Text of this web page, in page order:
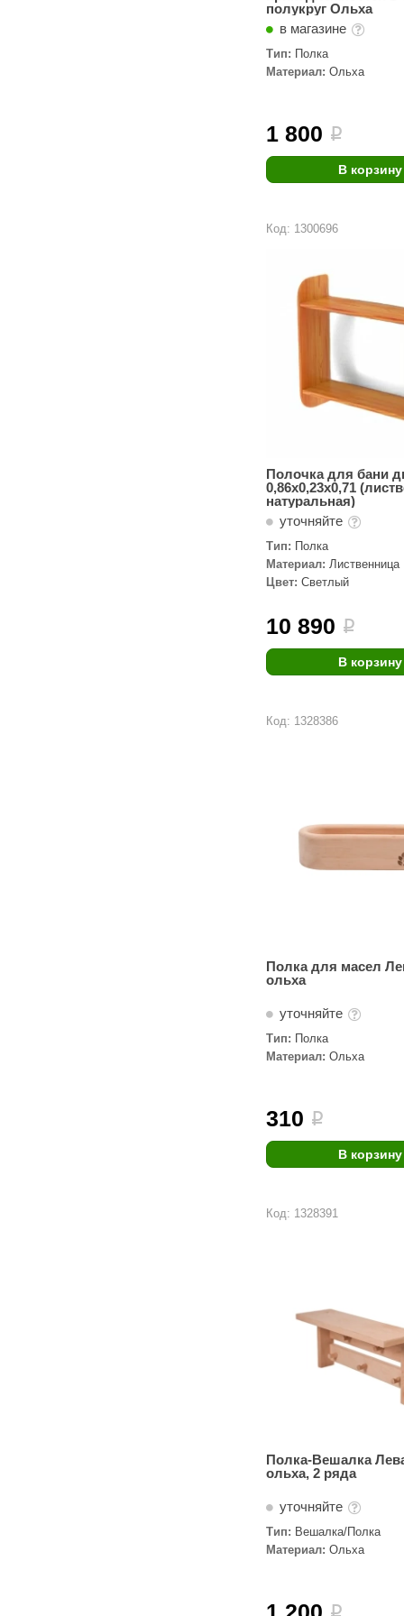
полукруг Ольха
в магазине
Тип: Полка
Материал: Ольха
1 800 i
В корзину
Код: 1300696
Полочка для бани
0,86х0,23х0,71
натуральная)
уточняйте
Тип: Полка
Материал: Лиственница
Цвет: Светлый
10 890 i
В корзину
Код: 1328386
Полка для масел
ольха
уточняйте
Тип: Полка
Материал: Ольха
310 i
В корзину
Код: 1328391
Полка-Вешалка
ольха, 2 ряда
уточняйте
Тип: Вешалка/Полка
Материал: Ольха
i